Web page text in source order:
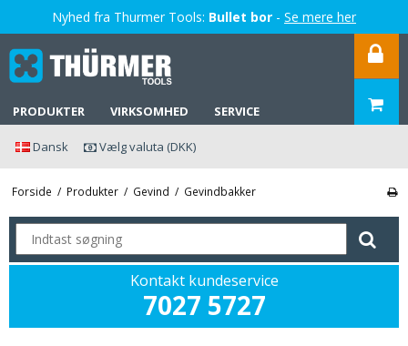
Nyhed fra Thurmer Tools: Bullet bor - Se mere her
SERVICE
VIRKSOMHED
PRODUKTER
Dansk Vælg valuta (DKK)
Forside / Produkter / Gevind / Gevindbakker
Kontakt kundeservice
7027 5727